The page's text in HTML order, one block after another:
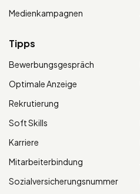
Medienkampagnen
Tipps
Bewerbungsgespräch
Optimale Anzeige
Rekrutierung
Soft Skills
Karriere
Mitarbeiterbindung
Sozialversicherungsnummer